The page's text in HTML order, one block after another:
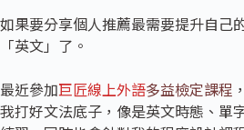
如果要分享個人推薦最需要提升自己
「英文」了。
最近參加巨匠線上外語多益檢定課程
我打好文法底子，像是英文時態、單